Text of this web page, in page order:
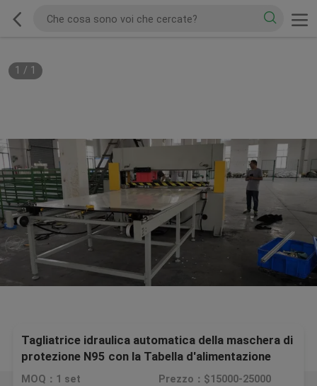
1 / 1
Tagliatrice idraulica automatica della maschera di
protezione N95 con la Tabella d'alimentazione
della pensione completa
MOQ：1 set Prezzo：$15000-25000